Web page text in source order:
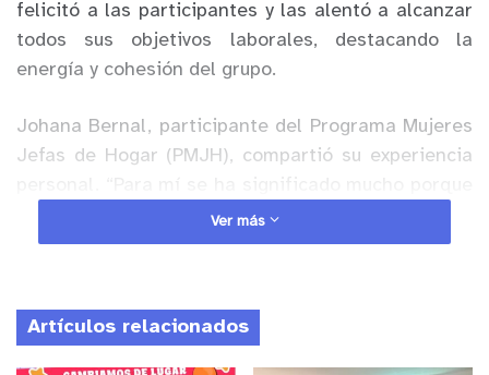
felicitó a las participantes y las alentó a alcanzar
todos sus objetivos laborales, destacando la
energía y cohesión del grupo.
Johana Bernal, participante del Programa Mujeres
Jefas de Hogar (PMJH), compartió su experiencia
yo estaba en la casa pasando por un etapa difícil y
llegar a Jefas de Hogar fue como un reinicio, como
reído y nos apoyamos. El programa ha sido bueno
para nosotras, yo me siento más empoderada y
Ver más
Artículos relacionados